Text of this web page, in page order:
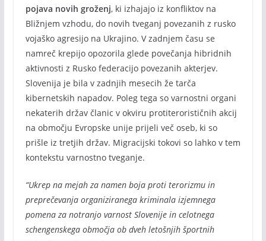
pojava novih groženj, ki izhajajo iz konfliktov na
Bližnjem vzhodu, do novih tveganj povezanih z rusko
vojaško agresijo na Ukrajino. V zadnjem času se
namreč krepijo opozorila glede povečanja hibridnih
aktivnosti z Rusko federacijo povezanih akterjev.
Slovenija je bila v zadnjih mesecih že tarča
kibernetskih napadov. Poleg tega so varnostni organi
nekaterih držav članic v okviru protiterorističnih akcij
na območju Evropske unije prijeli več oseb, ki so
prišle iz tretjih držav. Migracijski tokovi so lahko v tem
kontekstu varnostno tveganje.
“Ukrep na mejah za namen boja proti terorizmu in
preprečevanja organiziranega kriminala izjemnega
pomena za notranjo varnost Slovenije in celotnega
schengenskega območja ob dveh letošnjih športnih